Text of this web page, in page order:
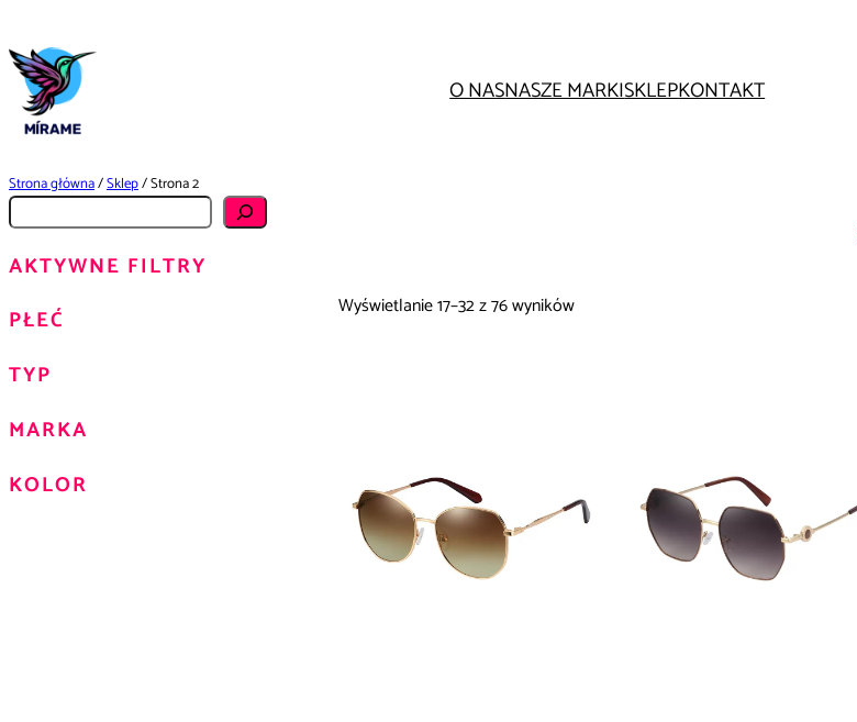
do
treści
O NASNASZE MARKISKLEPKONTAKT
Strona główna/Sklep/ Strona 2
S
u
a
AKTYWNE FILTRY
PŁEĆ
TYP
MARKA
KOLOR
Wyświetlanie 17–32 z 76 wyników